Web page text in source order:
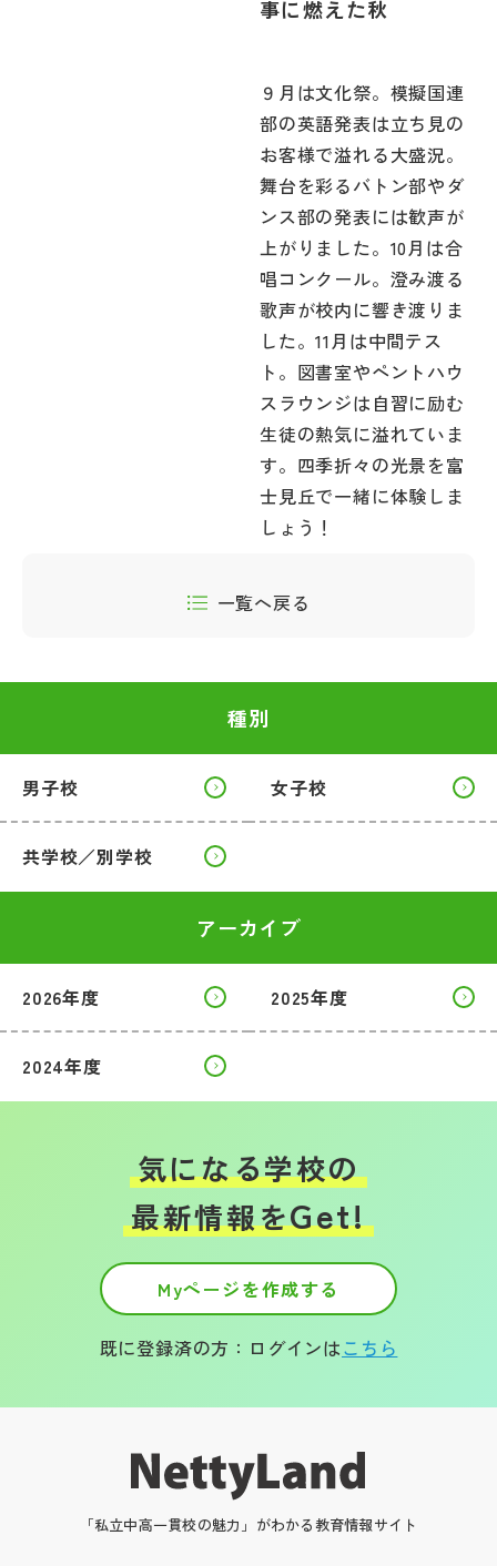
事に燃えた秋
９月は文化祭。模擬国連
部の英語発表は立ち見の
お客様で溢れる大盛況。
舞台を彩るバトン部やダ
ンス部の発表には歓声が
上がりました。10月は合
唱コンクール。澄み渡る
歌声が校内に響き渡りま
した。11月は中間テス
ト。図書室やペントハウ
スラウンジは自習に励む
生徒の熱気に溢れていま
す。四季折々の光景を富
士見丘で一緒に体験しま
しょう！
一覧へ戻る
種別
男子校 女子校
共学校／別学校
アーカイブ
2026年度 2025年度
2024年度
気になる学校の
最新情報をGet!
Myページを作成する
既に登録済の方：ログインはこちら
「私立中高一貫校の魅力」がわかる教育情報サイト